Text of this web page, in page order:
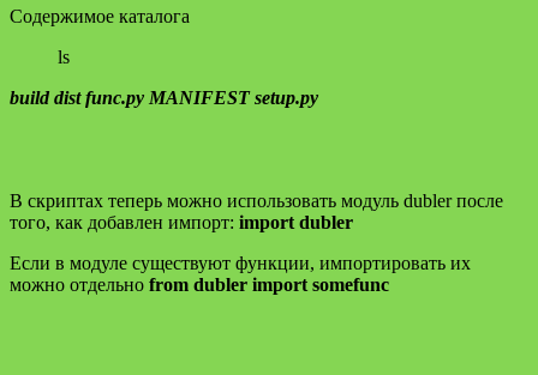
Содержимое каталога
ls
build dist func.py MANIFEST setup.py
В скриптах теперь можно использовать модуль dubler после
того, как добавлен импорт: import dubler
Если в модуле существуют функции, импортировать их
можно отдельно from dubler import somefunc